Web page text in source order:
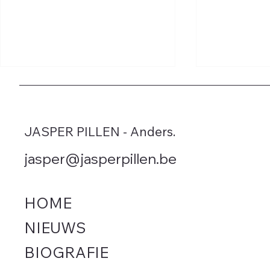
Vlaming met extra autotaks
JASPER PILLEN - Anders.
jasper@jasperpillen.be
HOME
NIEUWS
BIOGRAFIE